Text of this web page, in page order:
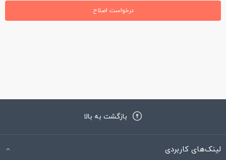
درخواست اصلاح
بازگشت به بالا
لینک‌های کاربردی